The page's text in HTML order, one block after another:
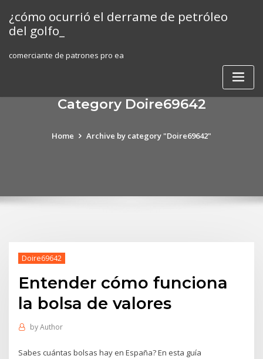
content
¿cómo ocurrió el derrame de petróleo
del golfo_
comerciante de patrones pro ea
Category Doire69642
Home Archive by category "Doire69642"
Doire69642
Entender cómo funciona
la bolsa de valores
byAuthor
Sabes cuántas bolsas hay en España? En esta guía